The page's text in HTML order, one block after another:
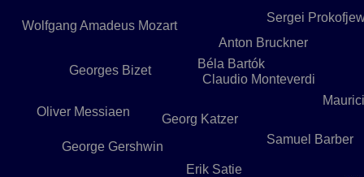
Georges Bizet Béla Bartók
Samuel Barber
Anton Bruckner
George Gershwin
Georg Katzer
Oliver Messiaen
Claudio Monteverdi
Wolfgang Amadeus Mozart
Sergei
Erik Satie